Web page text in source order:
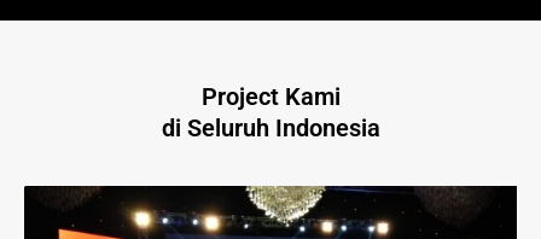
Project Kami
di Seluruh Indonesia